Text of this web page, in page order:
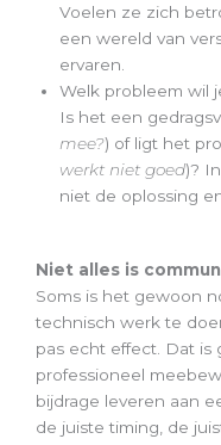
Voelen ze zich
een wereld van
ervaren.
Welk probleem wil
Is het een
mee?) of ligt het
werkt niet goed)?
niet de oplossing
Niet alles is
Soms is het gewoon
technisch werk te
pas echt effect. Dat is
professioneel
bijdrage leveren aan
de juiste timing, de